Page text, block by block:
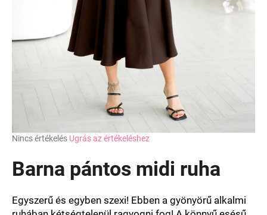
A
átlagos
értékelése
0,0
Nincs értékelés Ugrás az értékeléshez
Barna pántos midi ruha
Egyszerű és egyben szexi! Ebben a gyönyörű alkalmi
j
k